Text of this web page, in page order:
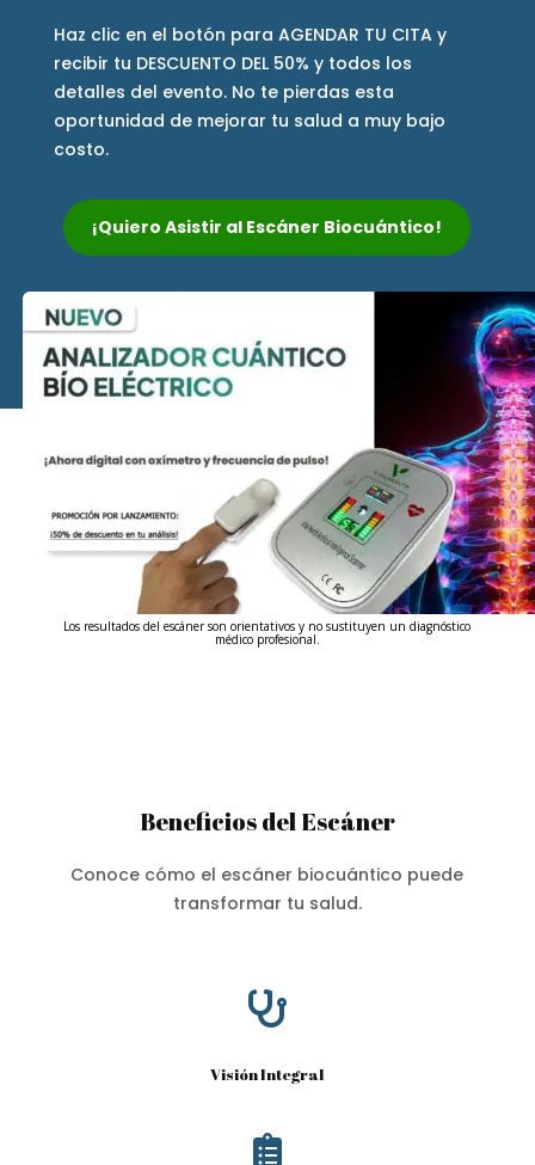
Haz clic en el botón para AGENDAR TU CITA y
recibir tu DESCUENTO DEL 50% y todos los
detalles del evento. No te pierdas esta
oportunidad de mejorar tu salud a muy bajo
costo.
¡Quiero Asistir al Escáner Biocuántico!
Los resultados del escáner son orientativos y no sustituyen un diagnóstico
médico profesional.
Beneficios del Escáner
Conoce cómo el escáner biocuántico puede
transformar tu salud.

Visión Integral
